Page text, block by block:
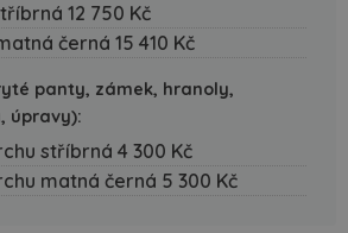
12 750 Kč
černá 15 410 Kč
panty, zámek, hranoly,
úpravy):
stříbrná 4 300 Kč
matná černá 5 300 Kč